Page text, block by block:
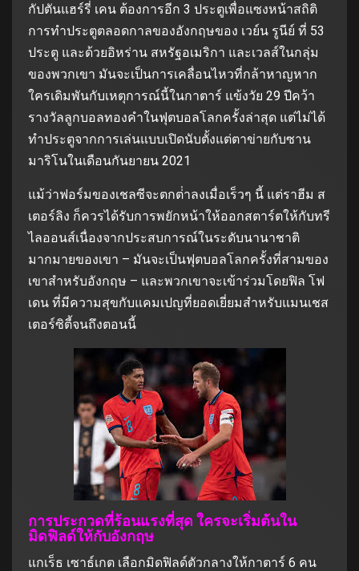
กัปตันแฮร์รี่ เคน ต้องการอีก 3 ประตูเพื่อแซงหน้าสถิติ
การทําประตูตลอดกาลของอังกฤษของ เวย์น รูนีย์ ที่ 53
ประตู และด้วยอิหร่าน สหรัฐอเมริกา และเวลส์ในกลุ่ม
ของพวกเขา มันจะเป็นการเคลื่อนไหวที่กล้าหาญหาก
ใครเดิมพันกับเหตุการณ์นี้ในกาตาร์ แข้งวัย 29 ปีคว้า
รางวัลลูกบอลทองคําในฟุตบอลโลกครั้งล่าสุด แต่ไม่ได้
ทําประตูจากการเล่นแบบเปิดนับตั้งแต่ตาข่ายกับซาน
มาริโนในเดือนกันยายน 2021
แม้ว่าฟอร์มของเชลซีจะตกต่ําลงเมื่อเร็วๆ นี้ แต่ราฮีม ส
เตอร์ลิง ก็ควรได้รับการพยักหน้าให้ออกสตาร์ตให้กับทรี
ไลออนส์เนื่องจากประสบการณ์ในระดับนานาชาติ
มากมายของเขา – มันจะเป็นฟุตบอลโลกครั้งที่สามของ
เขาสําหรับอังกฤษ – และพวกเขาจะเข้าร่วมโดยฟิล โฟ
เดน ที่มีความสุขกับแคมเปญที่ยอดเยี่ยมสําหรับแมนเชส
เตอร์ซิตี้จนถึงตอนนี้
การประกวดที่ร้อนแรงที่สุด ใครจะเริ่มต้นใน
มิดฟิลด์ให้กับอังกฤษ
แกเร็ธ เซาธ์เกต เลือกมิดฟิลด์ตัวกลางให้กาตาร์ 6 คน